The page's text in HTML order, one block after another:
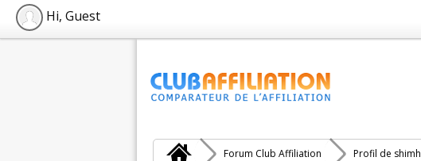
Hi, Guest
Forum Club Affiliation Profil de shimh